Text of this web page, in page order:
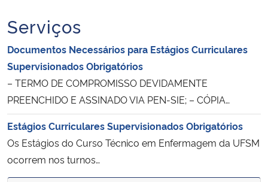
Ministério da Infraestrutura
Ministério da Agricultura, Pecuária e Abastecimento
Ministério da Educação
Ministério da Cidadania
Ministério da Saúde
Serviços
Documentos Necessários para Estágios Curriculares
Supervisionados Obrigatórios
– TERMO DE COMPROMISSO DEVIDAMENTE
PREENCHIDO E ASSINADO VIA PEN-SIE; – CÓPIA…
Estágios Curriculares Supervisionados Obrigatórios
Os Estágios do Curso Técnico em Enfermagem da UFSM
ocorrem nos turnos…